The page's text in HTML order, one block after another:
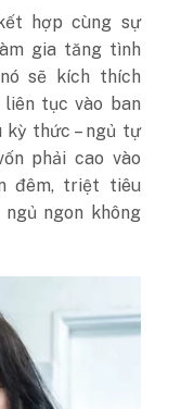
hợp cùng sự
gia tăng tình
sẽ kích thích
tục vào ban
kỳ thức – ngủ tự
phải cao vào
đêm, triệt tiêu
ngon không